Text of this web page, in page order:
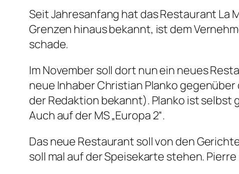
Seit Jahresanfang hat das Restaurant La
Grenzen hinaus bekannt, ist dem
schade.
Im November soll dort nun ein neues
neue Inhaber Christian Planko
der Redaktion bekannt). Planko ist
Auch auf der MS „Europa 2“.
Das neue Restaurant soll von den
soll mal auf der Speisekarte stehen.